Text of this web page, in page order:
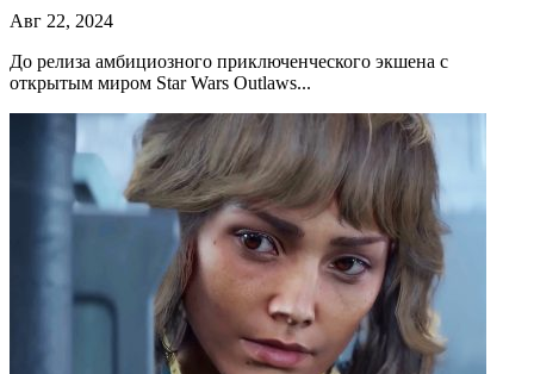
Авг 22, 2024
До релиза амбициозного приключенческого экшена с
открытым миром Star Wars Outlaws...